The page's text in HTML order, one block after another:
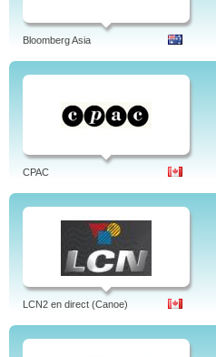
Bloomberg Asia
CPAC
LCN2 en direct (Canoe)